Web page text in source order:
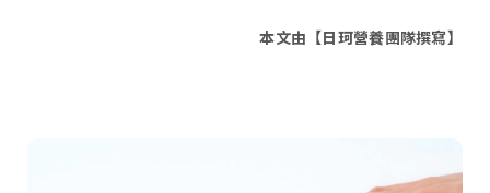
本文由【日珂營養團隊撰寫】